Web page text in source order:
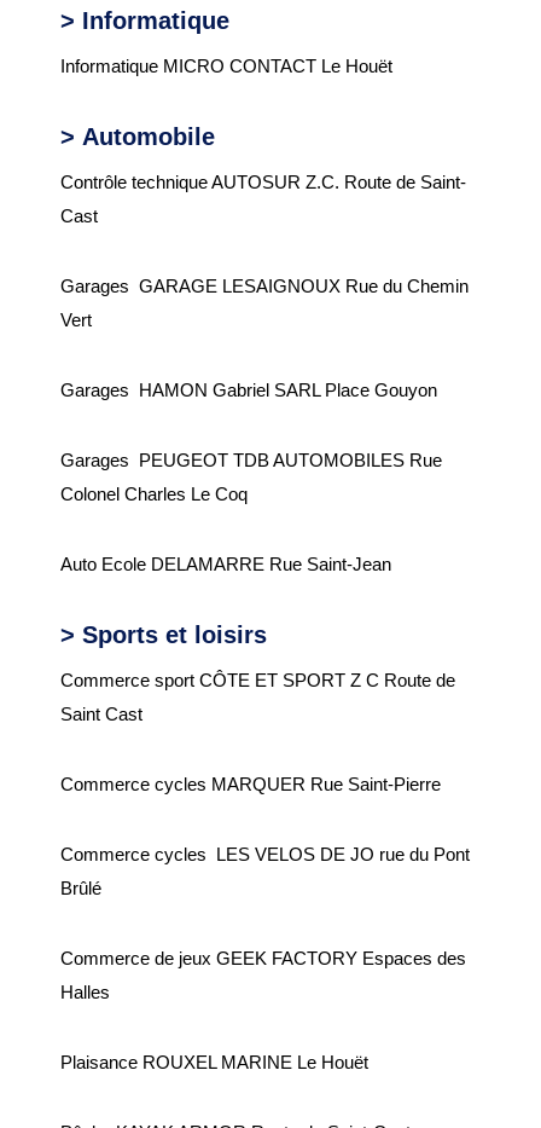
> Informatique
Informatique MICRO CONTACT Le Houët
> Automobile
Contrôle technique AUTOSUR Z.C. Route de Saint-
Cast
Garages GARAGE LESAIGNOUX Rue du Chemin
Vert
Garages HAMON Gabriel SARL Place Gouyon
Garages PEUGEOT TDB AUTOMOBILES Rue
Colonel Charles Le Coq
Auto Ecole DELAMARRE Rue Saint-Jean
> Sports et loisirs
Commerce sport CÔTE ET SPORT Z C Route de
Saint Cast
Commerce cycles MARQUER Rue Saint-Pierre
Commerce cycles LES VELOS DE JO rue du Pont
Brûlé
Commerce de jeux GEEK FACTORY Espaces des
Halles
Plaisance ROUXEL MARINE Le Houët